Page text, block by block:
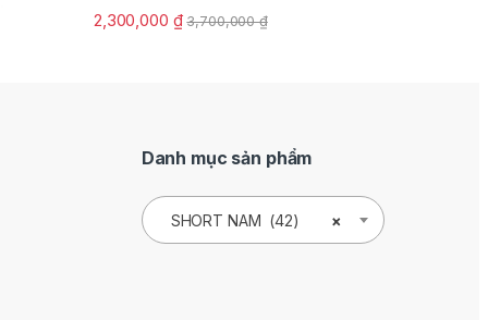
2,300,000 ₫ 3,700,000₫
Danh mục sản phẩm
×
SHORT NAM (42)